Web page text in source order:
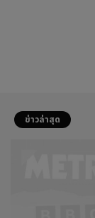
ข่าวล่าสุด